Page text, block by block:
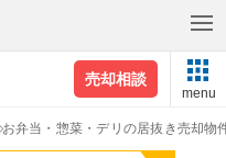
売却相談
menu
お弁当・惣菜・デリの居抜き売却物